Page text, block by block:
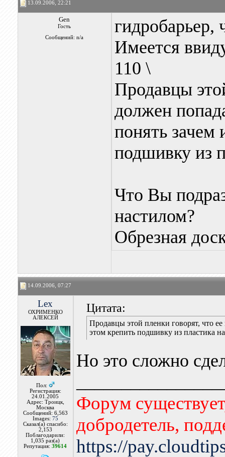
13.09.2006, 22:21
Gen
Гость
Сообщений: n/a
гидробарьер,
Имеется
110 \
Продавцы
должен
понять зачем
подшивку из
Что Вы
настилом?
Обрезная
14.09.2006, 07:27
Lex
ОХРИМЕНКО
АЛЕКСЕЙ
Пол:
Регистрация:
24.01.2005
Адрес: Троицк,
Москва
Сообщений: 6,563
Images: 75
Сказал(а) спасибо:
2,153
Поблагодарили:
1,035 раз(а)
Репутация:39614
Цитата:
Продавцы этой пленки говорят, что
этом крепить подшивку из пластика
Но это сложно
Форум
добродетель,
https://